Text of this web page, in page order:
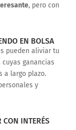
, pero con
EN BOLSA
pueden aliviar tu
ganancias
largo plazo.
y
CON INTERÉS